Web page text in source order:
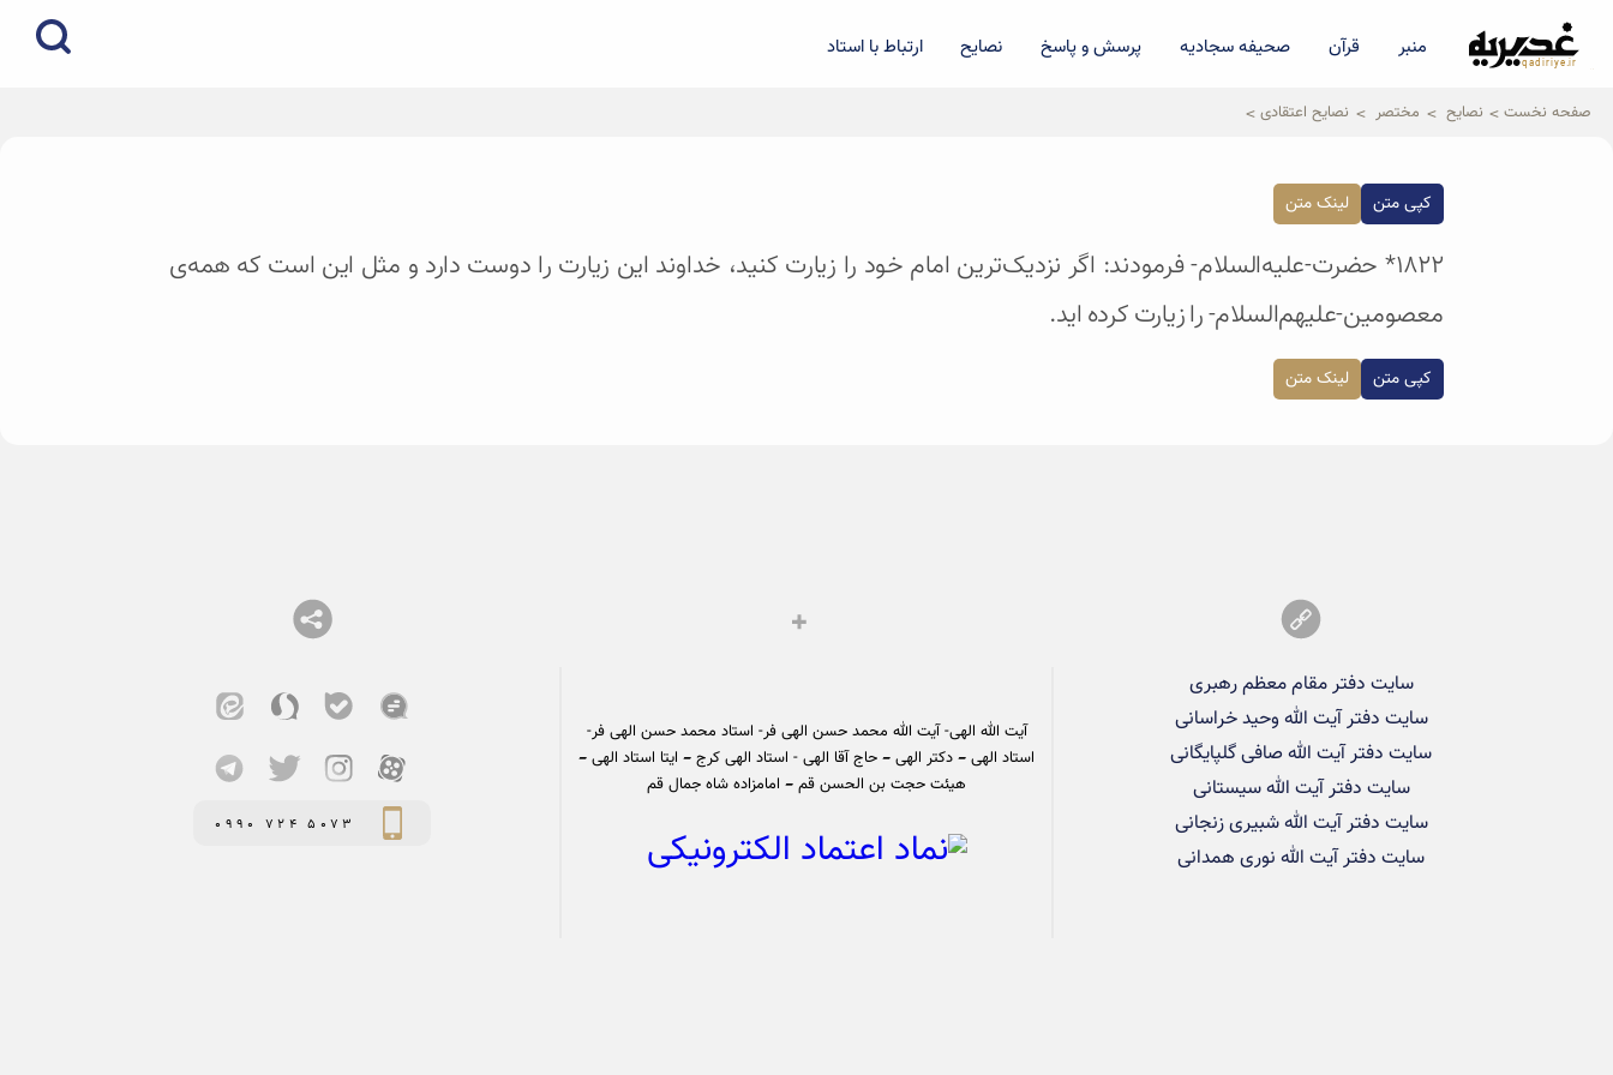
qadiriye.ir
نشریه ی غدیریه-بیانات استاد
منبر قرآن صحیفه سجادیه پرسش و پاسخ نصایح ارتباط با استاد
صفحه نخست نصایح مختصر نصایح اعتقادی
کپی متن لینک متن
۱۸۲۲* حضرت-علیه‌السلام- فرمودند: اگر نزدیک‌ترین امام خود را زیارت کنید، خداوند این زیارت را دوست دارد و مثل این است که همه‌ی
معصومین-علیهم‌السلام- را زیارت کرده اید.
کپی متن لینک متن
سایت دفتر مقام معظم رهبری
سایت دفتر آیت الله وحید خراسانی
سایت دفتر آیت الله صافی گلپایگانی
سایت دفتر آیت الله سیستانی
سایت دفتر آیت الله شبیری زنجانی
سایت دفتر آیت الله نوری همدانی
آیت الله الهی- آیت الله محمد حسن الهی فر- استاد محمد حسن الهی فر-
استاد الهی – دکتر الهی – حاج آقا الهی - استاد الهی کرج – ایتا استاد الهی –
هیئت حجت بن الحسن قم – امامزاده شاه جمال قم
0990 724 5073